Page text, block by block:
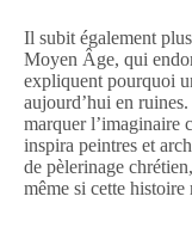
Il subit également
Moyen Âge, qui
expliquent pourquoi
aujourd’hui en
marquer l’imaginaire
inspira peintres et
de pèlerinage
même si cette histoire